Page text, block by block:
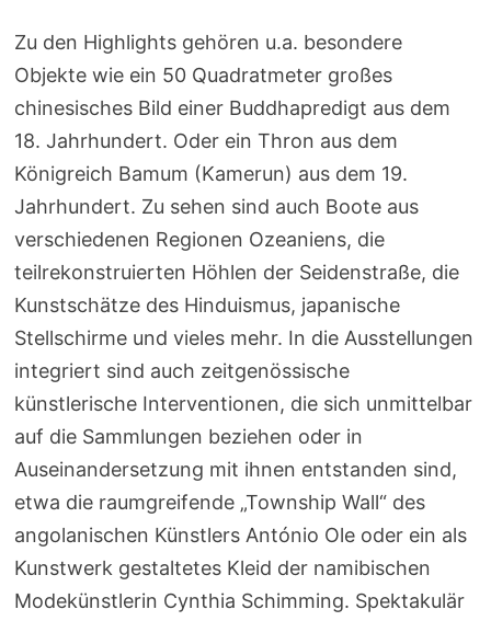
Zu den Highlights gehören u.a. besondere
Objekte wie ein 50 Quadratmeter großes
chinesisches Bild einer Buddhapredigt aus dem
18. Jahrhundert. Oder ein Thron aus dem
Königreich Bamum (Kamerun) aus dem 19.
Jahrhundert. Zu sehen sind auch Boote aus
verschiedenen Regionen Ozeaniens, die
teilrekonstruierten Höhlen der Seidenstraße, die
Kunstschätze des Hinduismus, japanische
Stellschirme und vieles mehr. In die Ausstellungen
integriert sind auch zeitgenössische
künstlerische Interventionen, die sich unmittelbar
auf die Sammlungen beziehen oder in
Auseinandersetzung mit ihnen entstanden sind,
etwa die raumgreifende „Township Wall“ des
angolanischen Künstlers António Ole oder ein als
Kunstwerk gestaltetes Kleid der namibischen
Modekünstlerin Cynthia Schimming. Spektakulär